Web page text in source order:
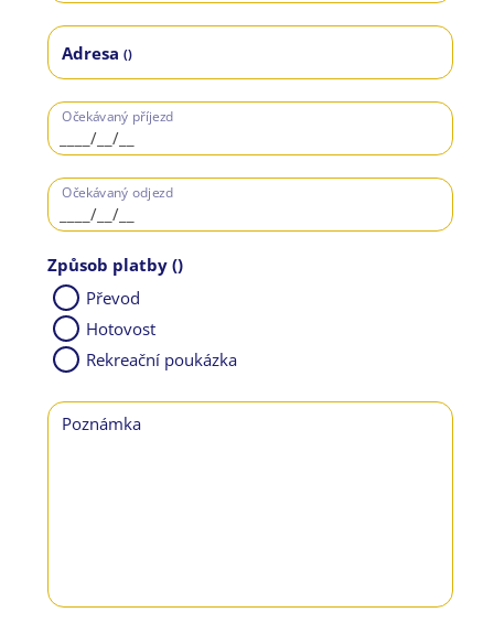
Adresa ()
Očekávaný příjezd
Očekávaný odjezd
Způsob platby ()
Převod
Hotovost
Rekreační poukázka
Poznámka